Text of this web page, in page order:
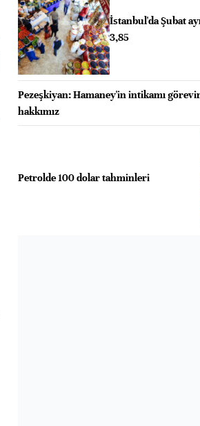
İstanbul'da Şubat
3,85
Pezeşkiyan: Hamaney'in intikamı
hakkımız
Petrolde 100 dolar tahminleri